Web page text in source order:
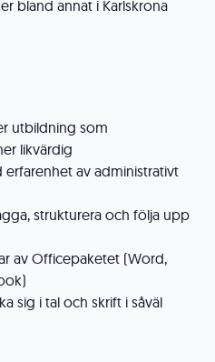
bland annat i Karlskrona
utbildning som
likvärdig
av administrativt
strukturera och följa upp
av Officepaketet (Word,
sig i tal och skrift i såväl